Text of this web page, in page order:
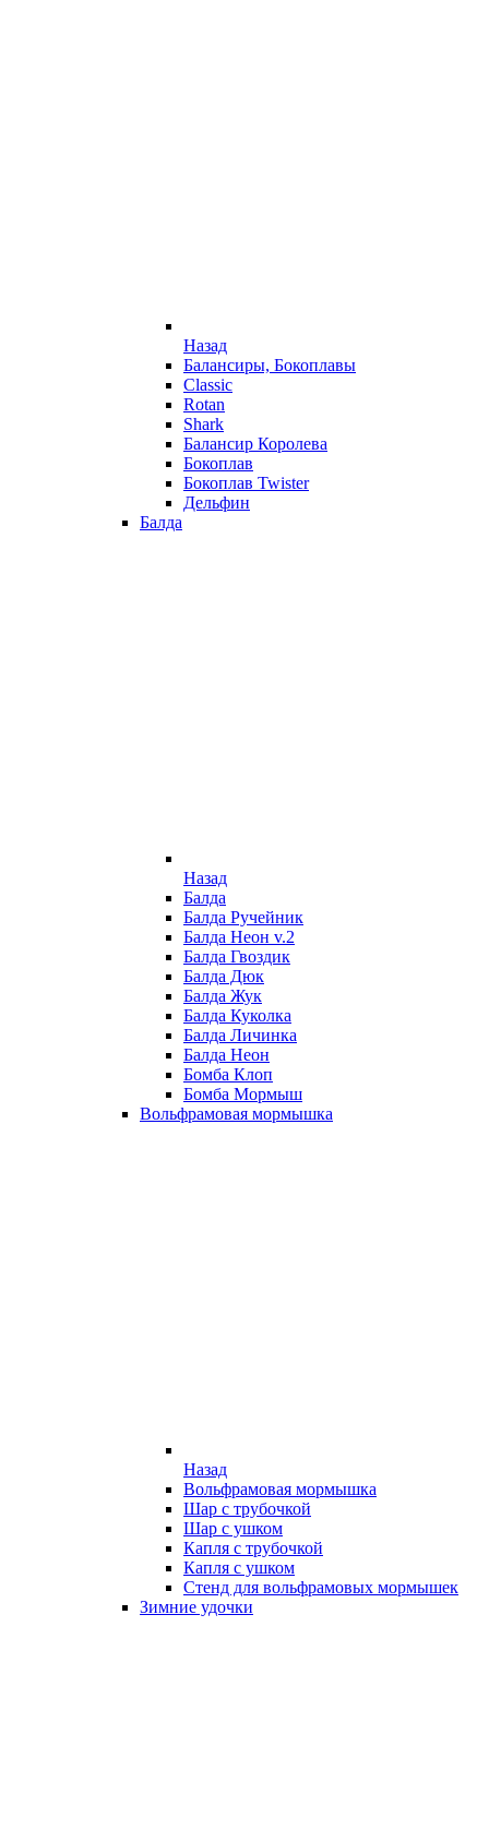
Назад
Балансиры, Бокоплавы
Classic
Rotan
Shark
Балансир Королева
Бокоплав
Бокоплав Twister
Дельфин
Балда
Назад
Балда
Балда Ручейник
Балда Неон v.2
Балда Гвоздик
Балда Дюк
Балда Жук
Балда Куколка
Балда Личинка
Балда Неон
Бомба Клоп
Бомба Мормыш
Вольфрамовая мормышка
Назад
Вольфрамовая мормышка
Шар с трубочкой
Шар с ушком
Капля с трубочкой
Капля с ушком
Стенд для вольфрамовых мормышек
Зимние удочки